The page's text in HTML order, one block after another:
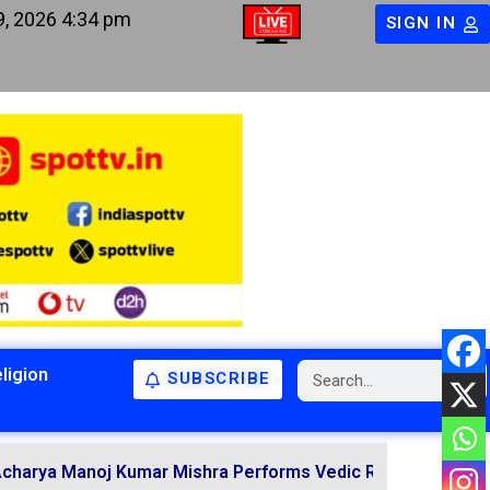
2026 4:34 pm SIGN IN
SUBSCRIBE
Kumar Mishra Performs Vedic Rituals for the
LATEST NEWS
NATIONAL
RELIGION